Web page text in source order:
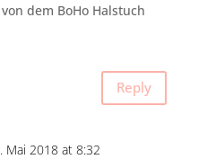
dem BoHo Halstuch
Reply
Mai 2018 at 8:32